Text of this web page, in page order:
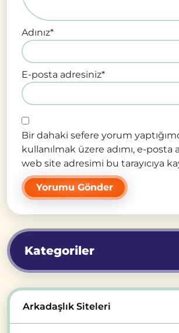
Adınız*
E-posta adresiniz*
Bir dahaki sefere yorum
kullanılmak üzere adımı, e-posta
web site adresimi bu tarayıcıya
Kategoriler
Arkadaşlık Siteleri